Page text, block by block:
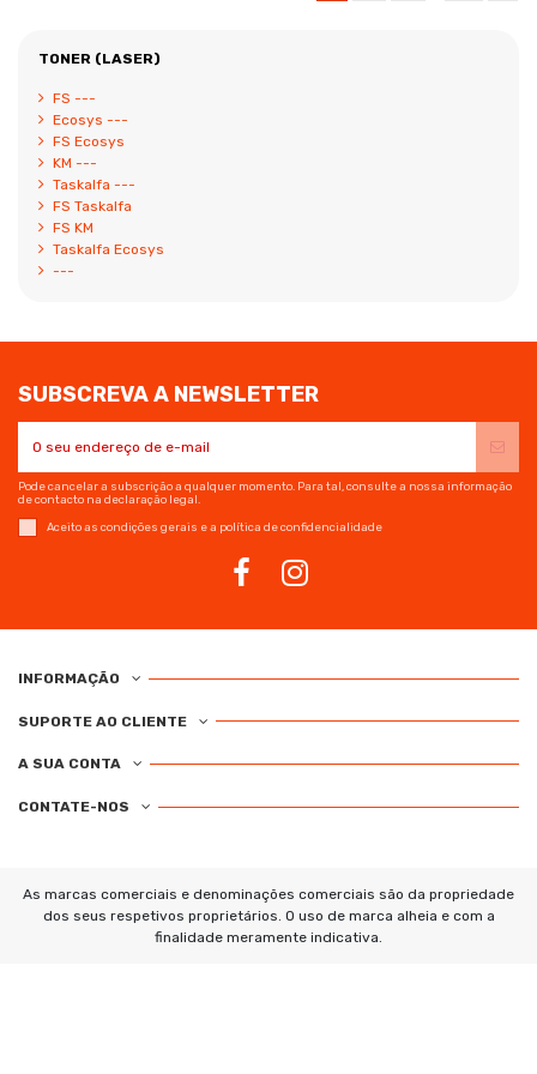
TONER (LASER)
FS ---
Ecosys ---
FS Ecosys
KM ---
Taskalfa ---
FS Taskalfa
FS KM
Taskalfa Ecosys
---
SUBSCREVA A NEWSLETTER
Pode cancelar a subscrição a qualquer momento. Para tal, consulte a nossa informação
de contacto na declaração legal.
Aceito as condições gerais e a política de confidencialidade
INFORMAÇÃO
SUPORTE AO CLIENTE
A SUA CONTA
CONTATE-NOS
As marcas comerciais e denominações comerciais são da propriedade
dos seus respetivos proprietários. O uso de marca alheia e com a
finalidade meramente indicativa.